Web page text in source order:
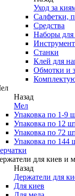
Уход за
Салфетки,
Средства
Наборы для
Станки
Клей для
Обмотки и
Назад
Мел
Упаковка по 1-9
Упаковка по 12
Упаковка по 72
Упаковка по 144
для киев и
Назад
Держатели для
Для киев